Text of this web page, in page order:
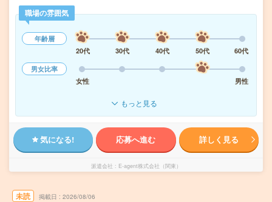
職場の雰囲気
年齢層
20代
30代 40代 50代
60代
男女比率
女性
男性
もっと見る
気になる! 応募へ進む 詳しく見る
派遣会社 E-agent株式会社（関東）
未読 掲載日 2026/08/06